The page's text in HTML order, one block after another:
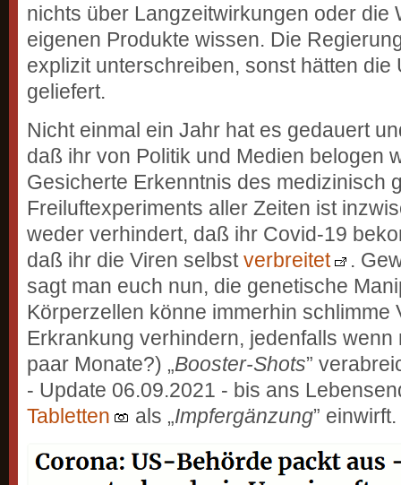
nichts über Langzeitwirkungen oder die
eigenen Produkte wissen. Die
explizit unterschreiben, sonst hätten die
geliefert.
Nicht einmal ein Jahr hat es gedauert
daß ihr von Politik und Medien belogen
Gesicherte Erkenntnis des medizinisch
Freiluftexperiments aller Zeiten ist
weder verhindert, daß ihr Covid-19
daß ihr die Viren selbstverbreitet
.
sagt man euch nun, die genetische
Körperzellen könne immerhin schlimme
Erkrankung verhindern, jedenfalls
paar Monate?) „Booster-Shots”
- Update 06.09.2021 - bis ans
Tabletten
als „Impfergänzung” einwirft.